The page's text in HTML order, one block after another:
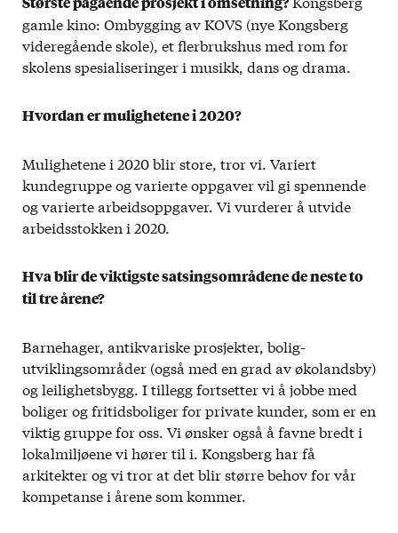
gamle kino: Ombygging av KOVS (nye Kongsberg
videregående skole), et flerbrukshus med rom for
skolens spesialiseringer i musikk, dans og drama.
Hvordan er mulighetene i 2020?
Mulighetene i 2020 blir store, tror vi. Variert
kundegruppe og varierte oppgaver vil gi spennende
og varierte arbeidsoppgaver. Vi vurderer å utvide
arbeidsstokken i 2020.
Hva blir de viktigste satsingsområdene de neste to
til tre årene?
Barnehager, antikvariske prosjekter, bolig-
utviklingsområder (også med en grad av økolandsby)
og leilighetsbygg. I tillegg fortsetter vi å jobbe med
boliger og fritidsboliger for private kunder, som er en
viktig gruppe for oss. Vi ønsker også å favne bredt i
lokalmiljøene vi hører til i. Kongsberg har få
arkitekter og vi tror at det blir større behov for vår
kompetanse i årene som kommer.